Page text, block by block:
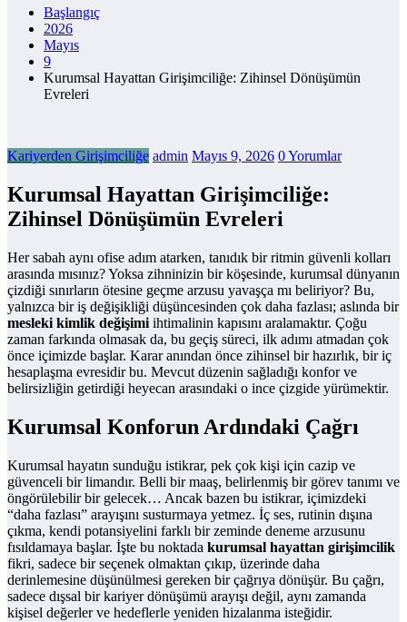
Başlangıç
2026
Mayıs
9
Kurumsal Hayattan Girişimciliğe: Zihinsel Dönüşümün
Evreleri
Kariyerden Girişimciliğe admin Mayıs 9, 2026 0 Yorumlar
Kurumsal Hayattan Girişimciliğe:
Zihinsel Dönüşümün Evreleri
Her sabah aynı ofise adım atarken, tanıdık bir ritmin güvenli kolları
arasında mısınız? Yoksa zihninizin bir köşesinde, kurumsal dünyanın
çizdiği sınırların ötesine geçme arzusu yavaşça mı beliriyor? Bu,
yalnızca bir iş değişikliği düşüncesinden çok daha fazlası; aslında bir
mesleki kimlik değişimi ihtimalinin kapısını aralamaktır. Çoğu
zaman farkında olmasak da, bu geçiş süreci, ilk adımı atmadan çok
önce içimizde başlar. Karar anından önce zihinsel bir hazırlık, bir iç
hesaplaşma evresidir bu. Mevcut düzenin sağladığı konfor ve
belirsizliğin getirdiği heyecan arasındaki o ince çizgide yürümektir.
Kurumsal Konforun Ardındaki Çağrı
Kurumsal hayatın sunduğu istikrar, pek çok kişi için cazip ve
güvenceli bir limandır. Belli bir maaş, belirlenmiş bir görev tanımı ve
öngörülebilir bir gelecek… Ancak bazen bu istikrar, içimizdeki
“daha fazlası” arayışını susturmaya yetmez. İç ses, rutinin dışına
çıkma, kendi potansiyelini farklı bir zeminde deneme arzusunu
fısıldamaya başlar. İşte bu noktada kurumsal hayattan girişimcilik
fikri, sadece bir seçenek olmaktan çıkıp, üzerinde daha
derinlemesine düşünülmesi gereken bir çağrıya dönüşür. Bu çağrı,
sadece dışsal bir kariyer dönüşümü arayışı değil, aynı zamanda
kişisel değerler ve hedeflerle yeniden hizalanma isteğidir.